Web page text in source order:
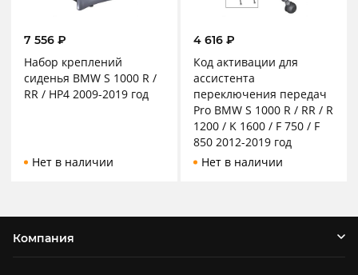
7 556 ₽
Набор креплений
сиденья BMW S 1000 R /
RR / HP4 2009-2019 год
Нет в наличии
4 616 ₽
Код активации для
aссистента
переключения передач
Pro BMW S 1000 R / RR / R
1200 / K 1600 / F 750 / F
850 2012-2019 год
Нет в наличии
Компания